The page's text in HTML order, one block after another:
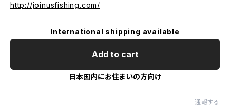
http://joinusfishing.com/
International shipping available
Add to cart
日本国内にお住まいの方向け
通報する